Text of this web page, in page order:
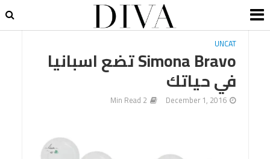
UNCAT
Simona Bravo تضع اسبانيا
في حياتك
December 1, 2016
2 Min Read